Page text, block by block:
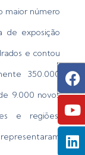
maior número
de exposição
e contou
350.000
9.000 novos
e regiões.